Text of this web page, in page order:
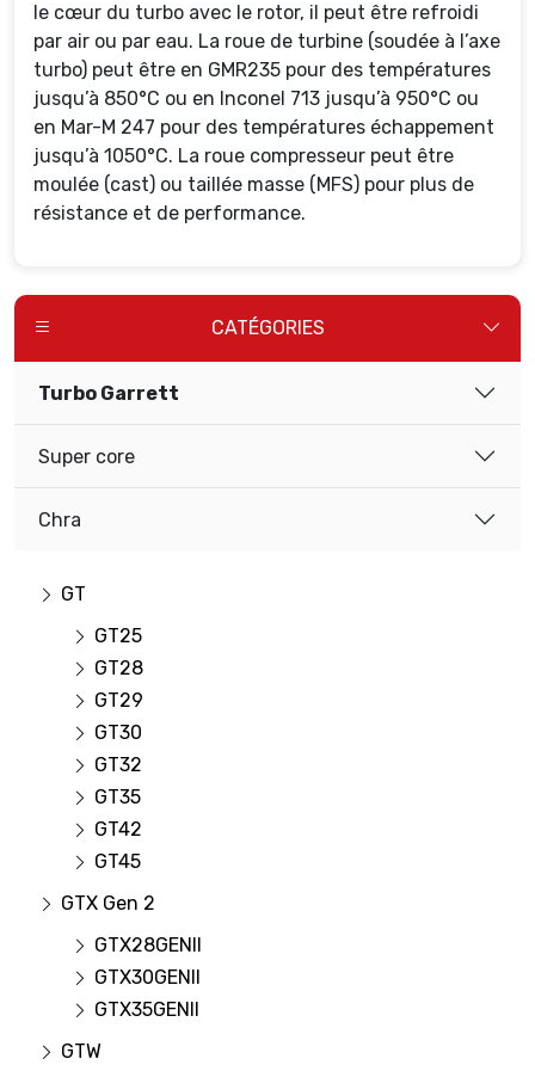
le cœur du turbo avec le rotor, il peut être refroidi
par air ou par eau. La roue de turbine (soudée à l’axe
turbo) peut être en GMR235 pour des températures
jusqu’à 850°C ou en Inconel 713 jusqu’à 950°C ou
en Mar-M 247 pour des températures échappement
jusqu’à 1050°C. La roue compresseur peut être
moulée (cast) ou taillée masse (MFS) pour plus de
résistance et de performance.
CATÉGORIES
Turbo Garrett
Super core
Chra
GT
GT25
GT28
GT29
GT30
GT32
GT35
GT42
GT45
GTX Gen 2
GTX28GENII
GTX30GENII
GTX35GENII
GTW